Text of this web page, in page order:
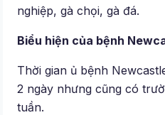
nghiệp, gà chọi, gà đá.
Biểu hiện của bệnh
Thời gian ủ bệnh
2 ngày nhưng cũng có
tuần.